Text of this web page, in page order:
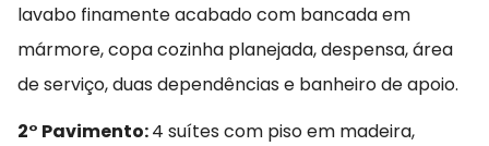
lavabo finamente acabado com bancada em
mármore, copa cozinha planejada, despensa, área
de serviço, duas dependências e banheiro de apoio.
2° Pavimento:4 suítes com piso em madeira,